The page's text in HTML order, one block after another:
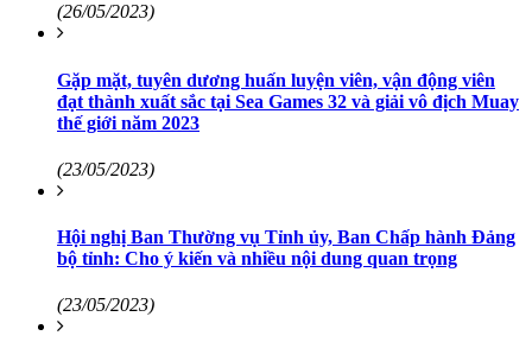
(26/05/2023)
Gặp mặt, tuyên dương huấn luyện viên, vận động viên
đạt thành xuất sắc tại Sea Games 32 và giải vô địch Muay
thế giới năm 2023
(23/05/2023)
Hội nghị Ban Thường vụ Tỉnh ủy, Ban Chấp hành Đảng
bộ tỉnh: Cho ý kiến và nhiều nội dung quan trọng
(23/05/2023)